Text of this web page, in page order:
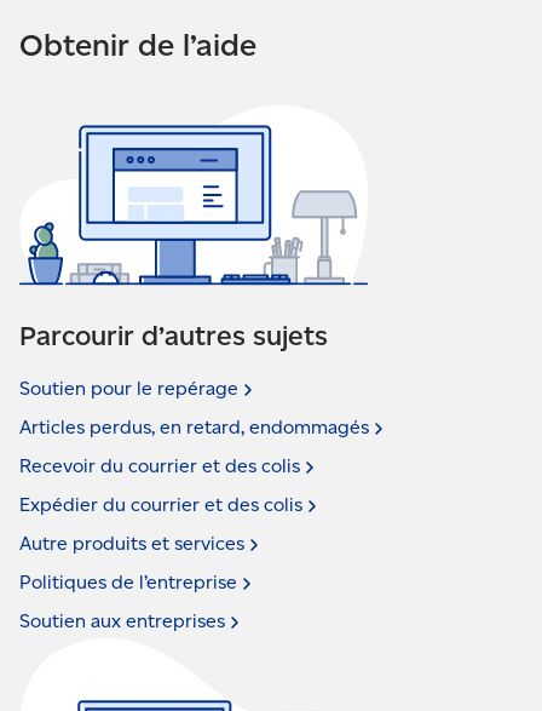
Obtenir de l’aide
Parcourir d’autres sujets
Soutien pour le repérage
Articles perdus, en retard, endommagés
Recevoir du courrier et des colis
Expédier du courrier et des colis
Autre produits et services
Politiques de l’entreprise
Soutien aux entreprises